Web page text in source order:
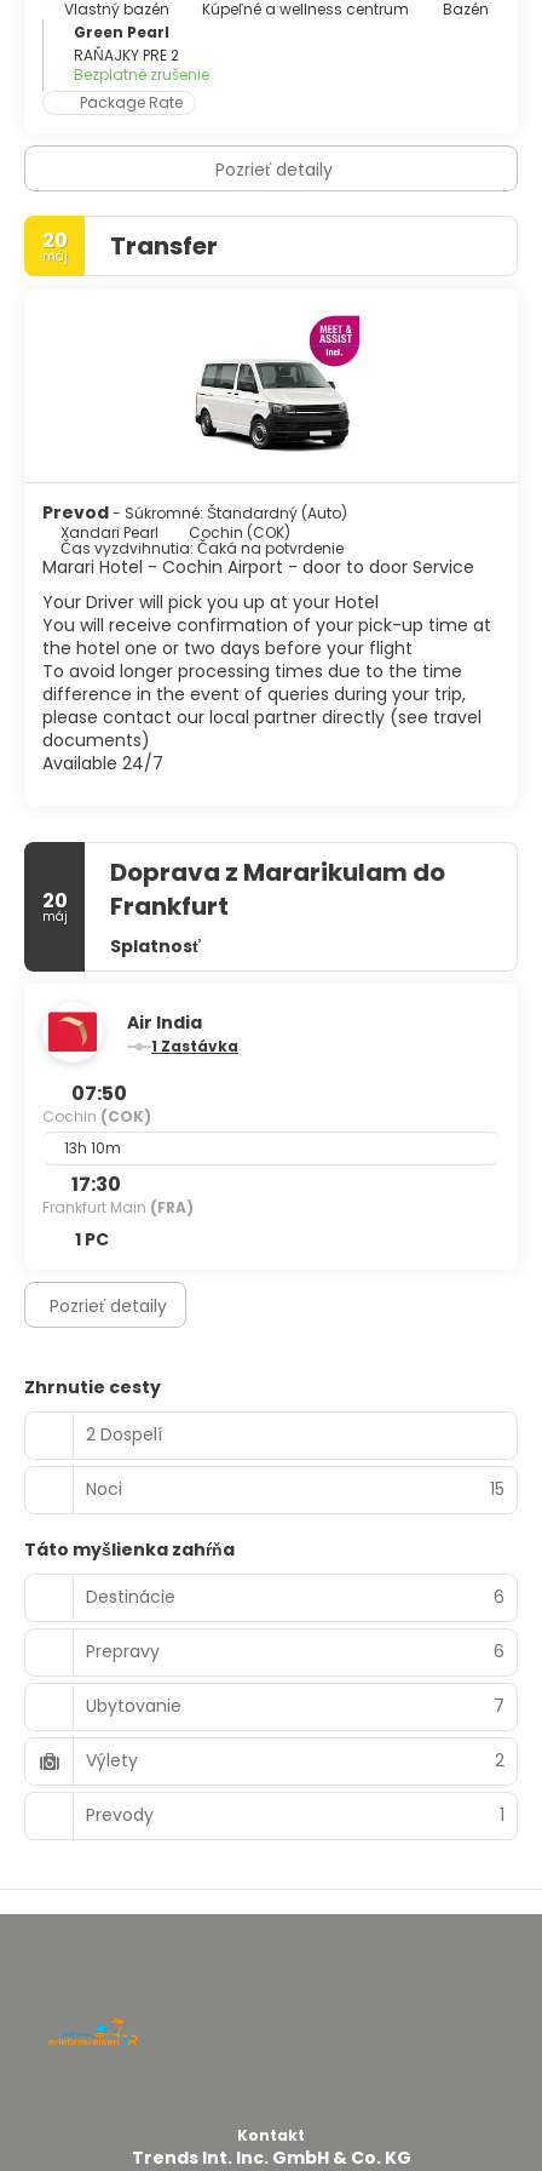
Vlastný bazén
Kúpeľné a wellness centrum
Bazén
Green Pearl
RAŇAJKY PRE 2
Bezplatné zrušenie
Package Rate
Pozrieť detaily
20
máj Transfer
Prevod- Súkromné: Štandardný (Auto)
Xandari Pearl
Cochin (COK)
Čas vyzdvihnutia: Čaká na potvrdenie
Marari Hotel - Cochin Airport - door to door Service
Your Driver will pick you up at your Hotel
You will receive confirmation of your pick-up time at
the hotel one or two days before your flight
To avoid longer processing times due to the time
difference in the event of queries during your trip,
please contact our local partner directly (see travel
documents)
Available 24/7
20
máj
Doprava z Mararikulam do
Frankfurt
Splatnosť
Air India
1 Zastávka
07:50
Cochin (COK)
13h 10m
17:30
Frankfurt Main (FRA)
1 PC
Pozrieť detaily
Zhrnutie cesty
2 Dospelí
Noci 15
Táto myšlienka zahŕňa
Destinácie
6
Prepravy 6
Ubytovanie 7
Výlety 2
Prevody 1
Kontakt
Trends Int. Inc. GmbH & Co. KG